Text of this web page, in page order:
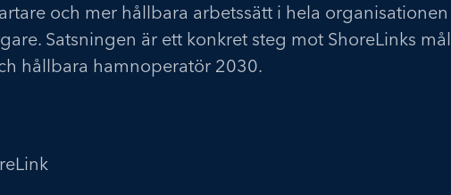
och mer hållbara arbetssätt i hela organisationen
Satsningen är ett konkret steg mot ShoreLinks mål
hållbara hamnoperatör 2030.